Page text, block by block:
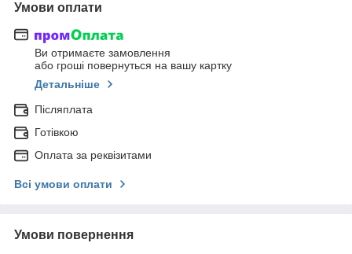
Умови оплати
Ви отримаєте замовлення
або гроші повернуться на вашу картку
Детальніше
Післяплата
Готівкою
Оплата за реквізитами
Всі умови оплати
Умови повернення